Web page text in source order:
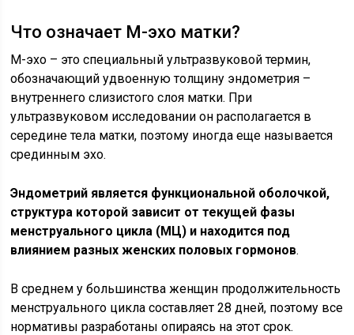
Что означает М-эхо матки?
М-эхо – это специальный ультразвуковой термин,
обозначающий удвоенную толщину эндометрия –
внутреннего слизистого слоя матки. При
ультразвуковом исследовании он располагается в
середине тела матки, поэтому иногда еще называется
срединным эхо.
Эндометрий является функциональной оболочкой,
структура которой зависит от текущей фазы
менструального цикла (МЦ) и находится под
влиянием разных женских половых гормонов.
В среднем у большинства женщин продолжительность
менструального цикла составляет 28 дней, поэтому все
нормативы разработаны опираясь на этот срок.